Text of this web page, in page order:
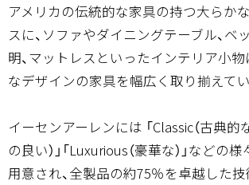
アメリカの伝統的な家具の持つ大らか
スに、ソファやダイニングテーブル、ベ
明、マットレスといったインテリア小
なデザインの家具を幅広く取り揃えてい
イーセンアーレンには 「Classic（古典的な
の良い）」「Luxurious（豪華な）」などの
用意され、全製品の約75％を卓越した